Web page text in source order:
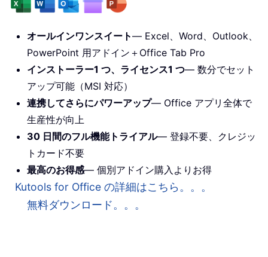
オールインワンスイート— Excel、Word、Outlook、
PowerPoint 用アドイン＋Office Tab Pro
インストーラー1 つ、ライセンス1 つ— 数分でセット
アップ可能（MSI 対応）
連携してさらにパワーアップ— Office アプリ全体で
生産性が向上
30 日間のフル機能トライアル— 登録不要、クレジッ
トカード不要
最高のお得感— 個別アドイン購入よりお得
Kutools for Office の詳細はこちら。。。
無料ダウンロード。。。